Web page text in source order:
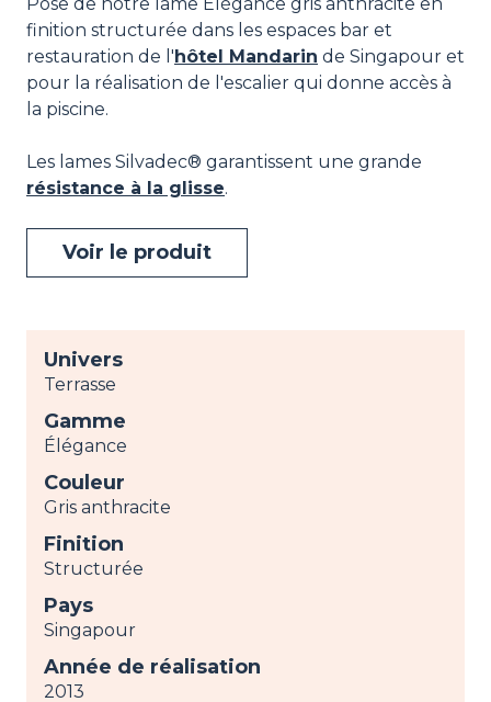
finition structurée dans les espaces bar et
restauration de l'hôtel Mandarin de Singapour et
pour la réalisation de l'escalier qui donne accès à
la piscine.
Les lames Silvadec® garantissent une grande
résistance à la glisse.
Voir le produit
Univers
Terrasse
Gamme
Élégance
Couleur
Gris anthracite
Finition
Structurée
Pays
Singapour
Année de réalisation
2013